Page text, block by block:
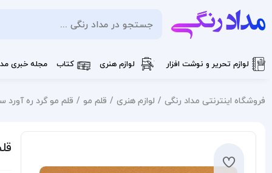
لوازم تحریر و نوشت افزار لوازم هنری کتاب مجله خبری
فروشگاه اینترنتی مداد رنگی لوازم هنری قلم مو قلم مو گرد ره آورد سری 1375